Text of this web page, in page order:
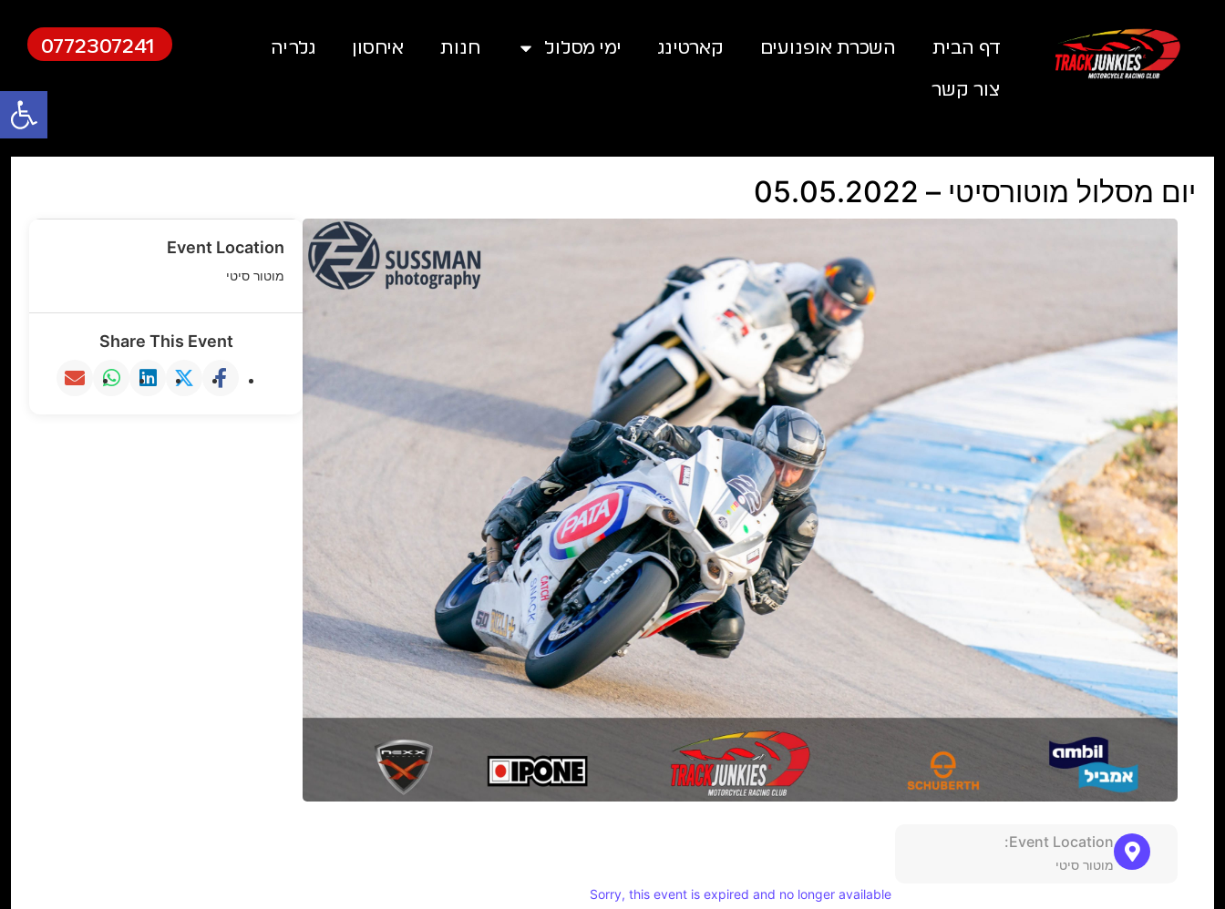
דף הבית השכרת אופנועים קארטינג ימי מסלול חנות איחסון גלריה
צור קשר
0772307241
יום מסלול מוטורסיטי – 05.05.2022
Event Location:
מוטור סיטי
Sorry, this event is expired and no longer available
Event Location
מוטור סיטי
Share This Event